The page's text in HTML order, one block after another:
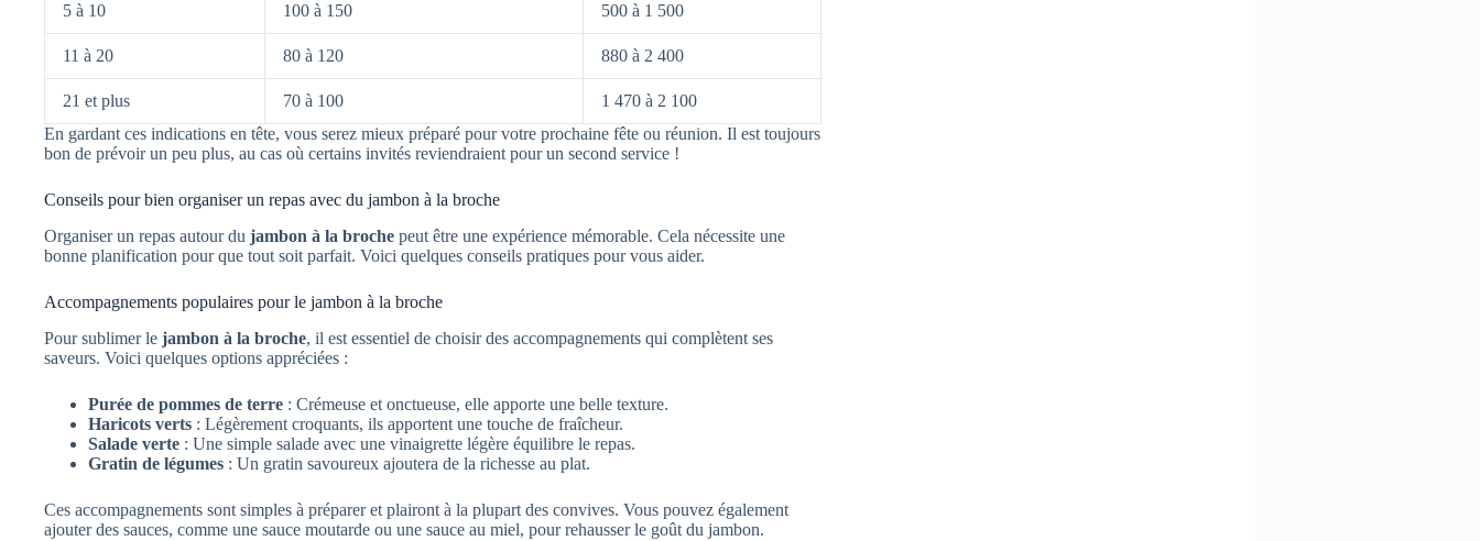
5 à 10 100 à 150 500 à 1 500
11 à 20 80 à 120 880 à 2 400
21 et plus 70 à 100
1 470 à 2 100
En gardant ces indications en tête, vous serez mieux préparé pour votre prochaine fête ou réunion. Il est toujours
bon de prévoir un peu plus, au cas où certains invités reviendraient pour un second service !
Conseils pour bien organiser un repas avec du jambon à la broche
Organiser un repas autour du jambon à la broche peut être une expérience mémorable. Cela nécessite une
bonne planification pour que tout soit parfait. Voici quelques conseils pratiques pour vous aider.
Accompagnements populaires pour le jambon à la broche
Pour sublimer le jambon à la broche, il est essentiel de choisir des accompagnements qui complètent ses
saveurs. Voici quelques options appréciées :
Purée de pommes de terre : Crémeuse et onctueuse, elle apporte une belle texture.
Haricots verts : Légèrement croquants, ils apportent une touche de fraîcheur.
Salade verte : Une simple salade avec une vinaigrette légère équilibre le repas.
Gratin de légumes : Un gratin savoureux ajoutera de la richesse au plat.
Ces accompagnements sont simples à préparer et plairont à la plupart des convives. Vous pouvez également
ajouter des sauces, comme une sauce moutarde ou une sauce au miel, pour rehausser le goût du jambon.